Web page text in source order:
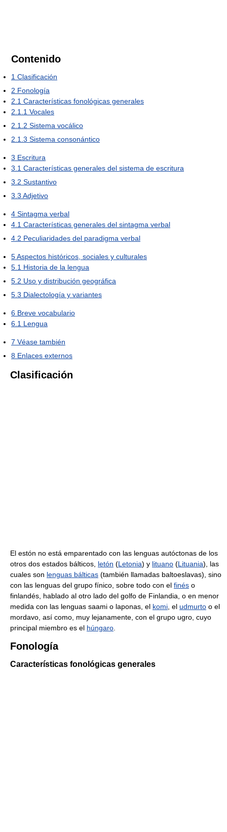
Contenido
1 Clasificación
2 Fonología
2.1 Características fonológicas generales
2.1.1 Vocales
2.1.2 Sistema vocálico
2.1.3 Sistema consonántico
3 Escritura
3.1 Características generales del sistema de escritura
3.2 Sustantivo
3.3 Adjetivo
4 Sintagma verbal
4.1 Características generales del sintagma verbal
4.2 Peculiaridades del paradigma verbal
5Aspectos históricos, sociales y culturales
5.1 Historia de la lengua
5.2 Uso y distribución geográfica
5.3 Dialectología y variantes
6 Breve vocabulario
6.1 Lengua
7 Véase también
8 Enlaces externos
Clasificación
El estón no está emparentado con las lenguas autóctonas de los
otros dos estados bálticos, letón (Letonia) y lituano (Lituania), las
cuales son lenguas bálticas (también llamadas baltoeslavas), sino
con las lenguas del grupo fínico, sobre todo con el finés o
finlandés, hablado al otro lado del golfo de Finlandia, o en menor
medida con las lenguas saami o laponas, el komi , el udmurto o el
mordavo, así como, muy lejanamente, con el grupo ugro, cuyo
principal miembro es el húngaro
Fonología
Características fonológicas generales